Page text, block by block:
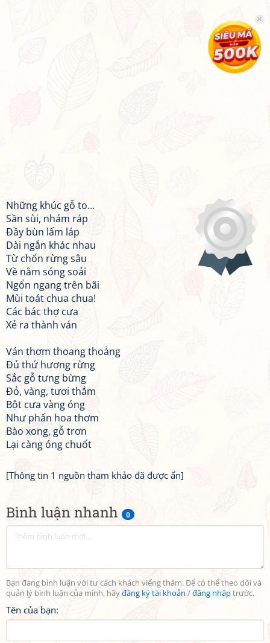
Bình luận nhanh 0
Bạn đang bình luận với tư cách khách viếng thăm. Để có thể theo dõi và
quản lý bình luận của mình, hãyđăng ký tài khoản /đăng nhậptrước.
Tên của bạn:
Những khúc gỗ to...
Sần sùi, nhám ráp
Đầy bùn lấm láp
Dài ngắn khác nhau
Từ chốn rừng sâu
Về nằm sóng soải
Ngổn ngang trên bãi
Mùi toát chua chua!
Các bác thợ cưa
Xẻ ra thành ván
Ván thơm thoang thoảng
Đủ thứ hương rừng
Sắc gỗ tưng bừng
Đỏ, vàng, tươi thắm
Bột cưa vàng óng
Như phấn hoa thơm
Bào xong, gỗ trơn
Lại càng óng chuốt
[Thông tin 1 nguồn tham khảo đã được ẩn]